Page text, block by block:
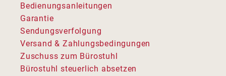
Bedienungsanleitungen
Garantie
Sendungsverfolgung
Versand & Zahlungsbedingungen
Zuschuss zum Bürostuhl
Bürostuhl steuerlich absetzen